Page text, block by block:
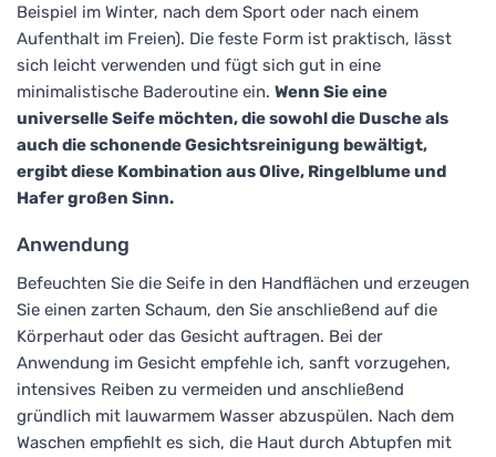
Beispiel im Winter, nach dem Sport oder nach einem
Aufenthalt im Freien). Die feste Form ist praktisch, lässt
sich leicht verwenden und fügt sich gut in eine
minimalistische Baderoutine ein. Wenn Sie eine
universelle Seife möchten, die sowohl die Dusche als
auch die schonende Gesichtsreinigung bewältigt,
ergibt diese Kombination aus Olive, Ringelblume und
Hafer großen Sinn.
Anwendung
Befeuchten Sie die Seife in den Handflächen und erzeugen
Sie einen zarten Schaum, den Sie anschließend auf die
Körperhaut oder das Gesicht auftragen. Bei der
Anwendung im Gesicht empfehle ich, sanft vorzugehen,
intensives Reiben zu vermeiden und anschließend
gründlich mit lauwarmem Wasser abzuspülen. Nach dem
Waschen empfiehlt es sich, die Haut durch Abtupfen mit